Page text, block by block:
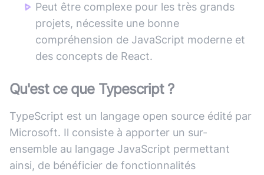
Peut être complexe pour les très grands
projets, nécessite une bonne
compréhension de JavaScript moderne et
des concepts de React.
Qu'est ce que Typescript?
TypeScript est un langage open source édité par
Microsoft. Il consiste à apporter un sur-
ensemble au langage JavaScript permettant
ainsi, de bénéficier de fonctionnalités